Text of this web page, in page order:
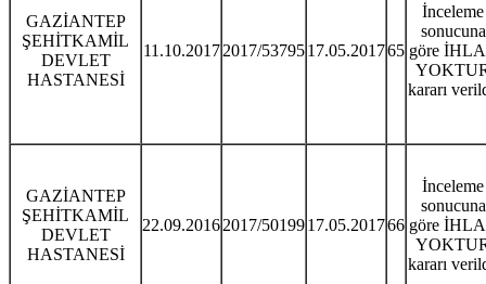
GAZİANTEP
ŞEHİTKAMİL
DEVLET
HASTANESİ
11.10.2017 2017/5379517.05.201765
İnceleme
sonucuna
göre
kararı
GAZİANTEP
ŞEHİTKAMİL
DEVLET
HASTANESİ
22.09.20162017/5019917.05.201766
İnceleme
sonucuna
göre
kararı